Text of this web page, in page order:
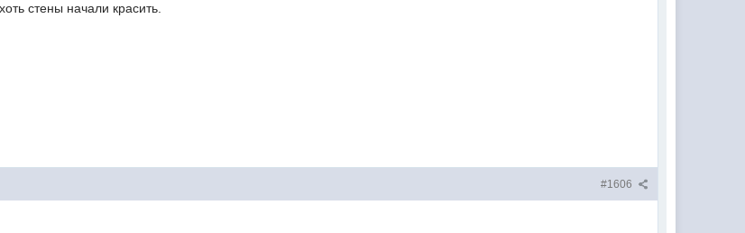
стены начали красить.
#1606